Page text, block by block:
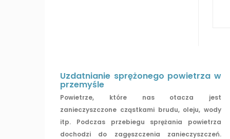
Uzdatnianie sprężonego powietrza w
przemyśle
Powietrze, które nas otacza jest
zanieczyszczone cząstkami brudu, oleju, wody
itp. Podczas przebiegu sprężania powietrza
dochodzi do zagęszczenia zanieczyszczeń.